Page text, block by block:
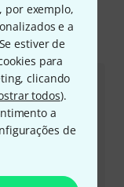
por exemplo,
e a
estiver de
para
clicando
todos).
a
de
nos